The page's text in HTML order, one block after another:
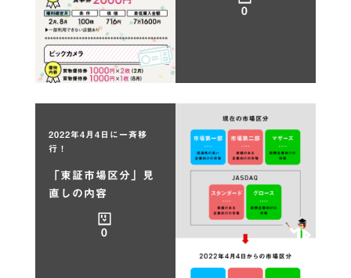
0
2022年4月4日に一斉移
行！
「東証市場区分」見
直しの内容
0